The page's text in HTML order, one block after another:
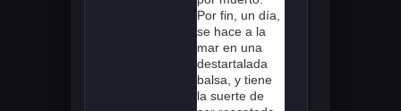
Por fin, un día,
se hace a la
mar en una
destartalada
balsa, y tiene
la suerte de